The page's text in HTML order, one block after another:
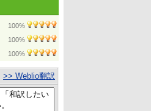
100%
100%
100%
>> Weblio翻訳